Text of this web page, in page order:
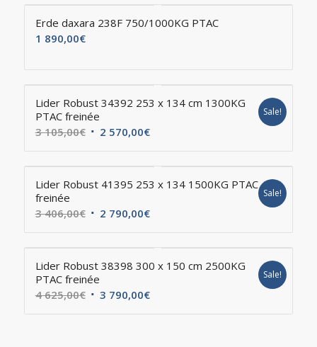
Erde daxara 238F 750/1000KG PTAC
1 890,00€
Lider Robust 34392 253 x 134 cm 1300KG
PTAC freinée
3 105,00€ 2 570,00€
Sale!
Lider Robust 41395 253 x 134 1500KG PTAC
freinée
3 406,00€ 2 790,00€
Sale!
Lider Robust 38398 300 x 150 cm 2500KG
PTAC freinée
4 625,00€ 3 790,00€
Sale!